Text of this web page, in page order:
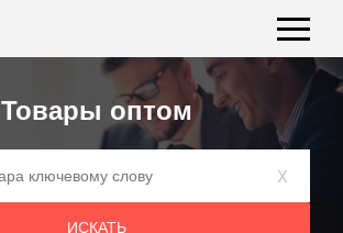
Товары оптом
x